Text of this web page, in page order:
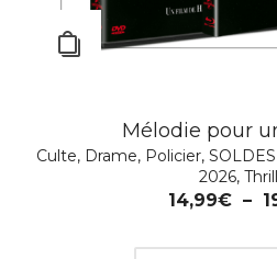
Mélodie pour
Culte, Drame, Policier,
2026,
14,99€ –
Mystery Road : Les
Action ,Drame,Emotion,
Ajouter au